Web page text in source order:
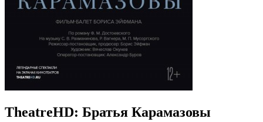
TheatreHD: Братья Карамазовы